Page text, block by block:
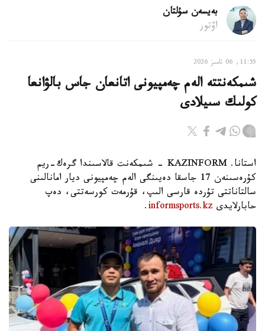
بەيسەن سۇلتان
اۆتور
11:55, 06 تامىز 2026
شىمكەنتتە الەم چەمپيونى اتانعان جاس بالۋانعا
كولىك سىيلادى
استانا. KAZINFORM - شىمكەنت قالاسىندا گرەك-ريم
كۇرەسىنەن 17 جاسقا دەيىنگى الەم چەمپيونى ديار امانالىنى
سالتاناتتى تۇردە قارسى الىپ، قۇرمەت كورسەتتى، دەپ
حابارلايدى informsports.kz
.